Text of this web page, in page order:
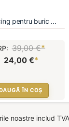
pentru buric ...
39,00 €*
24,00 €*
ÎN COȘ
noastre includ